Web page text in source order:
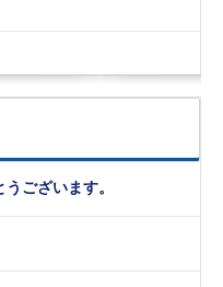
ございます。